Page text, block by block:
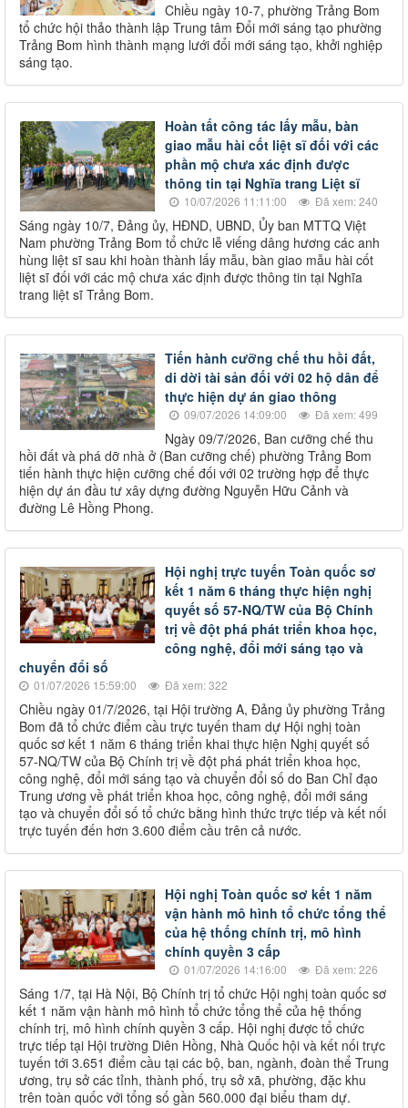
Chiều ngày 10-7, phường Trảng Bom
tổ chức hội thảo thành lập Trung tâm Đổi mới sáng tạo phường
Trảng Bom hình thành mạng lưới đổi mới sáng tạo, khởi nghiệp
sáng tạo.
Hoàn tất công tác lấy mẫu, bàn
giao mẫu hài cốt liệt sĩ đối với các
phần mộ chưa xác định được
thông tin tại Nghĩa trang Liệt sĩ
10/07/2026 11:11:00 Đã xem: 240
Sáng ngày 10/7, Đảng ủy, HĐND, UBND, Ủy ban MTTQ Việt
Nam phường Trảng Bom tổ chức lễ viếng dâng hương các anh
hùng liệt sĩ sau khi hoàn thành lấy mẫu, bàn giao mẫu hài cốt
liệt sĩ đối với các mộ chưa xác định được thông tin tại Nghĩa
trang liệt sĩ Trảng Bom.
Tiến hành cưỡng chế thu hồi đất,
di dời tài sản đối với 02 hộ dân để
thực hiện dự án giao thông
09/07/2026 14:09:00 Đã xem: 499
Ngày 09/7/2026, Ban cưỡng chế thu
hồi đất và phá dỡ nhà ở (Ban cưỡng chế) phường Trảng Bom
tiến hành thực hiện cưỡng chế đối với 02 trường hợp để thực
hiện dự án đầu tư xây dựng đường Nguyễn Hữu Cảnh và
đường Lê Hồng Phong.
Hội nghị trực tuyến Toàn quốc sơ
kết 1 năm 6 tháng thực hiện nghị
quyết số 57-NQ/TW của Bộ Chính
trị về đột phá phát triển khoa học,
công nghệ, đổi mới sáng tạo và
chuyển đổi số
01/07/2026 15:59:00 Đã xem: 322
Chiều ngày 01/7/2026, tại Hội trường A, Đảng ủy phường Trảng
Bom đã tổ chức điểm cầu trực tuyến tham dự Hội nghị toàn
quốc sơ kết 1 năm 6 tháng triển khai thực hiện Nghị quyết số
57-NQ/TW của Bộ Chính trị về đột phá phát triển khoa học,
công nghệ, đổi mới sáng tạo và chuyển đổi số do Ban Chỉ đạo
Trung ương về phát triển khoa học, công nghệ, đổi mới sáng
tạo và chuyển đổi số tổ chức bằng hình thức trực tiếp và kết nối
trực tuyến đến hơn 3.600 điểm cầu trên cả nước.
Hội nghị Toàn quốc sơ kết 1 năm
vận hành mô hình tổ chức tổng thể
của hệ thống chính trị, mô hình
chính quyền 3 cấp
01/07/2026 14:16:00 Đã xem: 226
Sáng 1/7, tại Hà Nội, Bộ Chính trị tổ chức Hội nghị toàn quốc sơ
kết 1 năm vận hành mô hình tổ chức tổng thể của hệ thống
chính trị, mô hình chính quyền 3 cấp. Hội nghị được tổ chức
trực tiếp tại Hội trường Diên Hồng, Nhà Quốc hội và kết nối trực
tuyến tới 3.651 điểm cầu tại các bộ, ban, ngành, đoàn thể Trung
ương, trụ sở các tỉnh, thành phố, trụ sở xã, phường, đặc khu
trên toàn quốc với tổng số gần 560.000 đại biểu tham dự.